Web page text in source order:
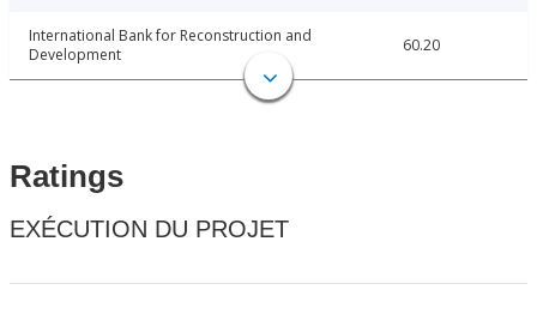
International Bank for Reconstruction and
Development
60.20
Ratings
EXÉCUTION DU PROJET